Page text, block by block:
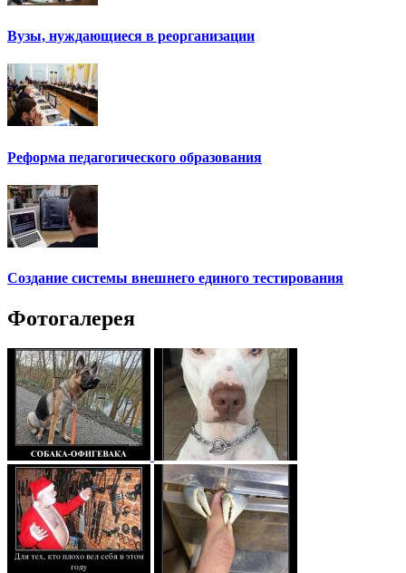
Вузы, нуждающиеся в реорганизации
Реформа педагогического образования
Создание системы внешнего единого тестирования
Фотогалерея